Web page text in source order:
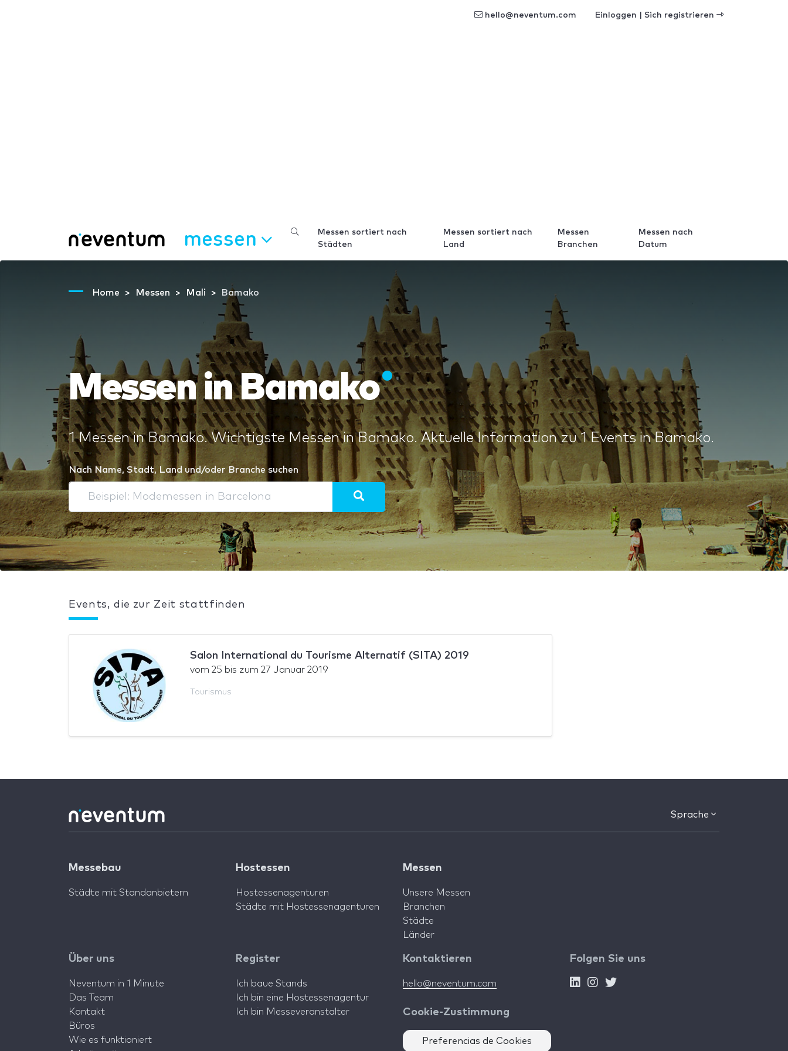
hello@neventum.com Einloggen | Sich registrieren
messen
Messen sortiert nach
Städten
Messen sortiert nach
Land
Messen
Branchen
Messen nach
Datum
Home Messen Mali Bamako
Messen in Bamako
1 Messen in Bamako. Wichtigste Messen in Bamako. Aktuelle Information zu 1 Events in Bamako.
Nach Name, Stadt, Land und/oder Branche suchen
Events, die zur Zeit stattfinden
Salon International du Tourisme Alternatif (SITA) 2019
vom 25 bis zum 27 Januar 2019
Tourismus
Sprache
Messebau
Städte mit Standanbietern
Hostessen
Hostessenagenturen
Städte mit Hostessenagenturen
Messen
Unsere Messen
Branchen
Städte
Länder
Über uns
Neventum in 1 Minute
Das Team
Kontakt
Büros
Wie es funktioniert
Register
Ich baue Stands
Ich bin eine Hostessenagentur
Ich bin Messeveranstalter
Kontaktieren
hello@neventum.com
Cookie-Zustimmung
Preferencias de Cookies
Folgen Sie uns